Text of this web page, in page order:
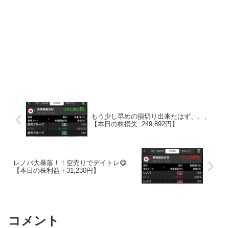
もう少し早めの損切り出来たはず、、、
【本日の株損失−249,892円】
レノバ大暴落！！空売りでデイトレ😋
【本日の株利益＋31,230円】
コメント